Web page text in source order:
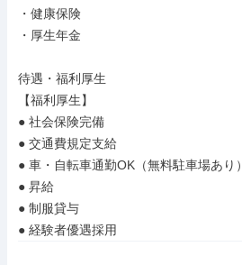
・健康保険
・厚生年金
待遇・福利厚生
【福利厚生】
● 社会保険完備
● 交通費規定支給
● 車・自転車通勤OK（無料駐車場あり）
● 昇給
● 制服貸与
● 経験者優遇採用